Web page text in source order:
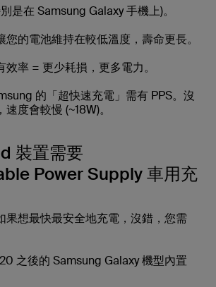
是在 Samsung Galaxy 手機上)。
您的電池維持在較低溫度，壽命更長。
效率 = 更少耗損，更多電力。
的「超快速充電」需有 PPS。沒
度會較慢 (~18W)。
裝置需要
Power Supply 車用充
果想最快最安全地充電，沒錯，您需
之後的 Samsung Galaxy 機型內置